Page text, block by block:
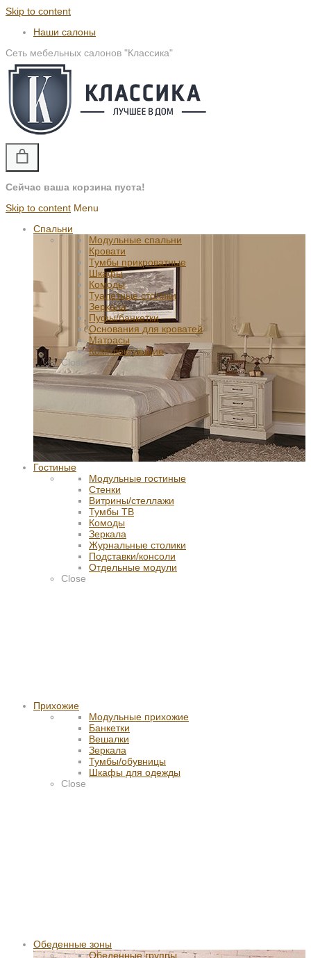
Skip to content
Наши салоны
Сеть мебельных салонов "Классика"
Сейчас ваша корзина пуста!
Skip to content Menu
Спальни
Модульные спальни
Кровати
Тумбы прикроватные
Шкафы
Комоды
Туалетные столики
Зеркала
Пуфы/банкетки
Основания для кроватей
Матрасы
Комплектующие
Close
Гостиные
Модульные гостиные
Стенки
Витрины/стеллажи
Тумбы ТВ
Комоды
Зеркала
Журнальные столики
Подставки/консоли
Отдельные модули
Close
Прихожие
Модульные прихожие
Банкетки
Вешалки
Зеркала
Тумбы/обувницы
Шкафы для одежды
Close
Обеденные зоны
Обеденные группы